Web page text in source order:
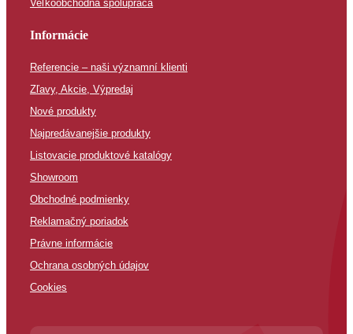
Veľkoobchodná spolupráca
Informácie
Referencie – naši významní klienti
Zľavy, Akcie, Výpredaj
Nové produkty
Najpredávanejšie produkty
Listovacie produktové katalógy
Showroom
Obchodné podmienky
Reklamačný poriadok
Právne informácie
Ochrana osobných údajov
Cookies